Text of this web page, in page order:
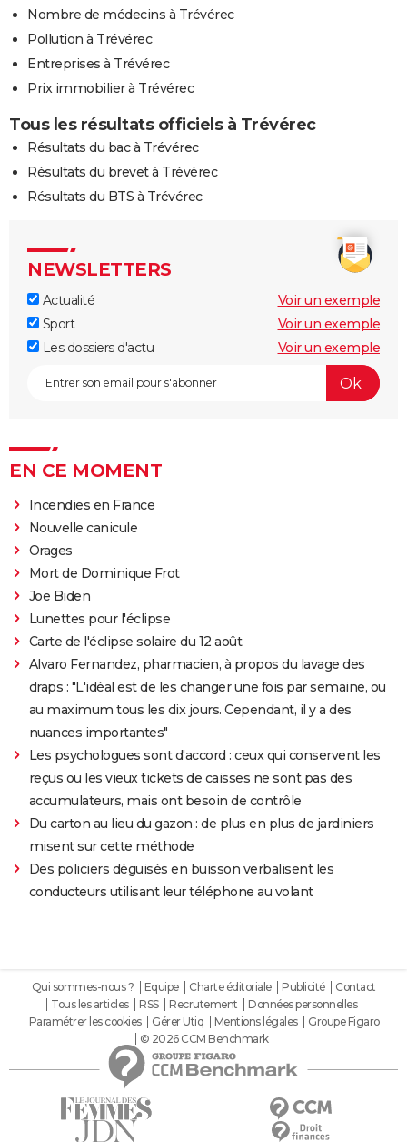
Nombre de médecins à Trévérec
Pollution à Trévérec
Entreprises à Trévérec
Prix immobilier à Trévérec
Tous les résultats officiels à Trévérec
Résultats du bac à Trévérec
Résultats du brevet à Trévérec
Résultats du BTS à Trévérec
NEWSLETTERS
Actualité
Voir un exemple
Sport
Voir un exemple
Les dossiers d'actu
Voir un exemple
EN CE MOMENT
Incendies en France
Nouvelle canicule
Orages
Mort de Dominique Frot
Joe Biden
Lunettes pour l'éclipse
Carte de l'éclipse solaire du 12 août
Alvaro Fernandez, pharmacien, à propos du lavage des
draps : "L'idéal est de les changer une fois par semaine, ou
au maximum tous les dix jours. Cependant, il y a des
nuances importantes"
Les psychologues sont d'accord : ceux qui conservent les
reçus ou les vieux tickets de caisses ne sont pas des
accumulateurs, mais ont besoin de contrôle
Du carton au lieu du gazon : de plus en plus de jardiniers
misent sur cette méthode
Des policiers déguisés en buisson verbalisent les
conducteurs utilisant leur téléphone au volant
Qui sommes-nous ? Equipe Charte éditoriale Publicité
Contact
Tous les articles
RSS Recrutement
Données personnelles
Paramétrer les cookies
Gérer Utiq Mentions légales
Groupe Figaro
© 2026 CCM Benchmark